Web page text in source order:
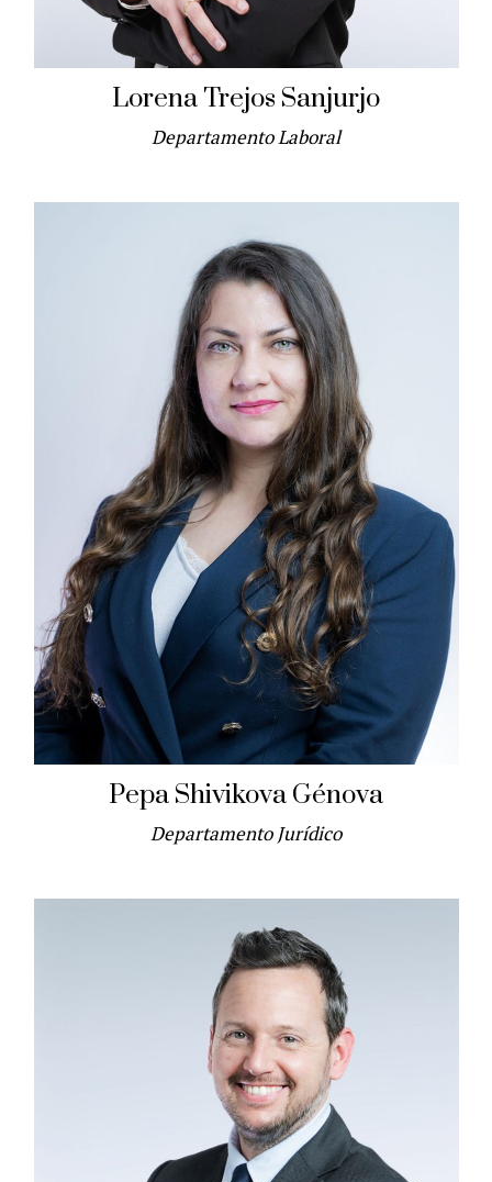
Lorena Trejos Sanjurjo
Departamento Laboral
Pepa Shivikova Génova
Departamento Jurídico